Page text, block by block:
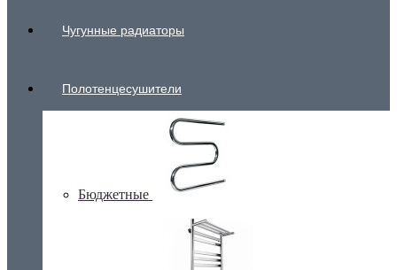
Чугунные радиаторы
Полотенцесушители
Бюджетные